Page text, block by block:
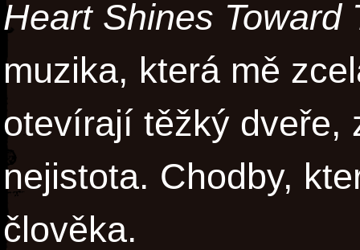
Heart Shines Toward
muzika, která mě
otevírají těžký dveře,
nejistota. Chodby,
člověka.